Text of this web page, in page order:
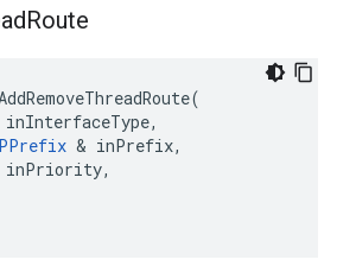
Route
(
inInterfaceType,
& inPrefix,
inPriority,